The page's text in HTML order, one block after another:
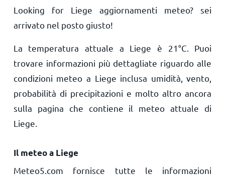
Looking for Liege aggiornamenti meteo? sei
arrivato nel posto giusto!
La temperatura attuale a Liege è 21°C . Puoi
trovare informazioni più dettagliate riguardo alle
condizioni meteo a Liege inclusa umidità, vento,
probabilità di precipitazioni e molto altro ancora
sulla pagina che contiene il meteo attuale di
Liege.
Il meteo a Liege
Meteo5.com fornisce tutte le informazioni